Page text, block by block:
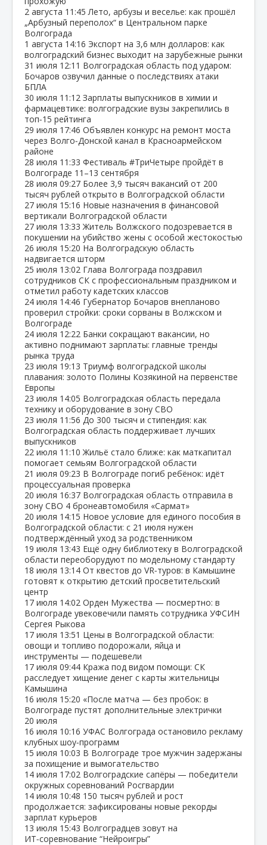
2 августа 11:45 Лето, арбузы и веселье: как прошёл
„Арбузный переполох“ в Центральном парке
Волгограда
1 августа 14:16 Экспорт на 3,6 млн долларов: как
волгоградский бизнес выходит на зарубежные рынки
31 июля 12:11 Волгоградская область под ударом:
Бочаров озвучил данные о последствиях атаки
БПЛА
30 июля 11:12 Зарплаты выпускников в химии и
фармацевтике: волгоградские вузы закрепились в
топ‑15 рейтинга
29 июля 17:46 Объявлен конкурс на ремонт моста
через Волго‑Донской канал в Красноармейском
районе
28 июля 11:33 Фестиваль #ТриЧетыре пройдёт в
Волгограде 11–13 сентября
28 июля 09:27 Более 3,9 тысяч вакансий от 200
тысяч рублей открыто в Волгоградской области
27 июля 15:16 Новые назначения в финансовой
вертикали Волгоградской области
27 июля 13:33 Житель Волжского подозревается в
покушении на убийство жены с особой жестокостью
26 июля 15:20 На Волгоградскую область
надвигается шторм
25 июля 13:02 Глава Волгограда поздравил
сотрудников СК с профессиональным праздником и
отметил работу кадетских классов
24 июля 14:46 Губернатор Бочаров внепланово
проверил стройки: сроки сорваны в Волжском и
Волгограде
24 июля 12:22 Банки сокращают вакансии, но
активно поднимают зарплаты: главные тренды
рынка труда
23 июля 19:13 Триумф волгоградской школы
плавания: золото Полины Козякиной на первенстве
Европы
23 июля 14:05 Волгоградская область передала
технику и оборудование в зону СВО
23 июля 11:56 До 300 тысяч и стипендия: как
Волгоградская область поддерживает лучших
выпускников
22 июля 11:10 Жильё стало ближе: как маткапитал
помогает семьям Волгоградской области
21 июля 09:23 В Волгограде погиб ребёнок: идёт
процессуальная проверка
20 июля 16:37 Волгоградская область отправила в
зону СВО 4 бронеавтомобиля «Сармат»
20 июля 14:15 Новое условие для единого пособия в
Волгоградской области: с 21 июля нужен
подтверждённый уход за родственником
19 июля 13:43 Ещё одну библиотеку в Волгоградской
области переоборудуют по модельному стандарту
18 июля 13:14 От квестов до VR‑туров: в Камышине
готовят к открытию детский просветительский
центр
17 июля 14:02 Орден Мужества — посмертно: в
Волгограде увековечили память сотрудника УФСИН
Сергея Рыкова
17 июля 13:51 Цены в Волгоградской области:
овощи и топливо подорожали, яйца и
инструменты — подешевели
17 июля 09:44 Кража под видом помощи: СК
расследует хищение денег с карты жительницы
Камышина
16 июля 15:20 «После матча — без пробок: в
Волгограде пустят дополнительные электрички
20 июля
16 июля 10:16 УФАС Волгограда остановило рекламу
клубных шоу‑программ
15 июля 10:03 В Волгограде трое мужчин задержаны
за похищение и вымогательство
14 июля 17:02 Волгоградские сапёры — победители
окружных соревнований Росгвардии
14 июля 10:48 150 тысяч рублей и рост
продолжается: зафиксированы новые рекорды
зарплат курьеров
13 июля 15:43 Волгоградцев зовут на
ИТ‑соревнование “Нейроигры”